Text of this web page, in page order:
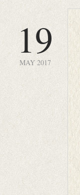
19
MAY 2017